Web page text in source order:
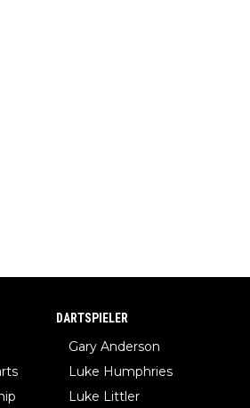
DARTSPIELER
Gary Anderson
Luke Humphries
Luke Littler